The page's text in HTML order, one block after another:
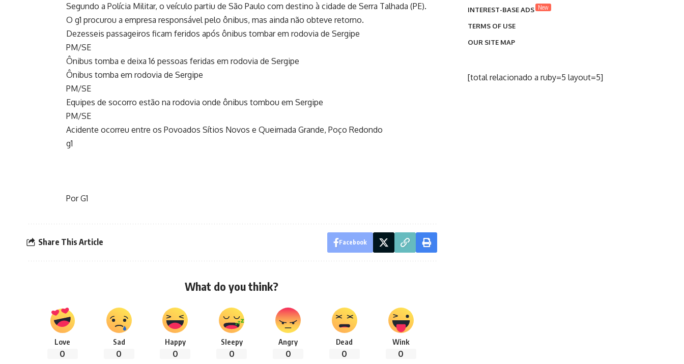
Segundo a Polícia Militar, o veículo partiu de São Paulo com destino à cidade de Serra Talhada (PE).
O g1 procurou a empresa responsável pelo ônibus, mas ainda não obteve retorno.
Dezesseis passageiros ficam feridos após ônibus tombar em rodovia de Sergipe
PM/SE
Ônibus tomba e deixa 16 pessoas feridas em rodovia de Sergipe
Ônibus tomba em rodovia de Sergipe
PM/SE
Equipes de socorro estão na rodovia onde ônibus tombou em Sergipe
PM/SE
Acidente ocorreu entre os Povoados Sítios Novos e Queimada Grande, Poço Redondo
g1
Por G1
Share This Article Facebook
What do you think?
Love
0
Sad
0
Happy
0
Sleepy
0
Angry
0
Dead
0
Wink
0
INTEREST-BASE ADS New
TERMS OF USE
OUR SITE MAP
[total relacionado a ruby=5 layout=5]